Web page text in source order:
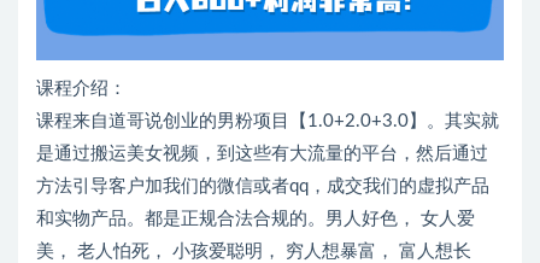
课程介绍：
课程来自道哥说创业的男粉项目【1.0+2.0+3.0】。其实就
是通过搬运美女视频，到这些有大流量的平台，然后通过
方法引导客户加我们的微信或者qq，成交我们的虚拟产品
和实物产品。都是正规合法合规的。男人好色， 女人爱
美， 老人怕死， 小孩爱聪明， 穷人想暴富， 富人想长